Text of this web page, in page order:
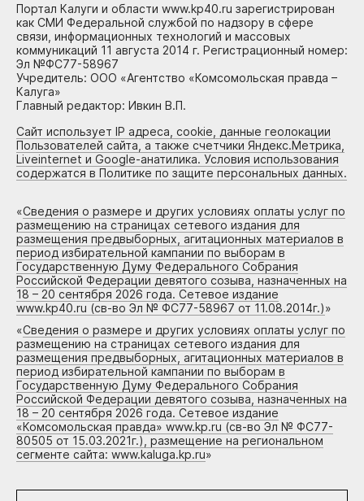
Портал Калуги и области www.kp40.ru зарегистрирован
как СМИ Федеральной службой по надзору в сфере
связи, информационных технологий и массовых
коммуникаций 11 августа 2014 г. Регистрационный номер:
Эл №ФС77-58967
Учредитель: ООО «Агентство «Комсомольская правда –
Калуга»
Главный редактор: Ивкин В.П.
Сайт использует IP адреса, cookie, данные геолокации
Пользователей сайта, а также счетчики Яндекс.Метрика,
Liveinternet и Google-анатилика. Условия использования
содержатся в Политике по защите персональных данных.
«Сведения о размере и других условиях оплаты услуг по
размещению на страницах сетевого издания для
размещения предвыборных, агитационных материалов в
период избирательной кампании по выборам в
Государственную Думу Федерального Собрания
Российской Федерации девятого созыва, назначенных на
18 – 20 сентября 2026 года. Сетевое издание
www.kp40.ru (св-во Эл № ФС77-58967 от 11.08.2014г.)»
«Сведения о размере и других условиях оплаты услуг по
размещению на страницах сетевого издания для
размещения предвыборных, агитационных материалов в
период избирательной кампании по выборам в
Государственную Думу Федерального Собрания
Российской Федерации девятого созыва, назначенных на
18 – 20 сентября 2026 года. Сетевое издание
«Комсомольская правда» www.kp.ru (св-во Эл № ФС77-
80505 от 15.03.2021г.), размещение на региональном
сегменте сайта: www.kaluga.kp.ru»